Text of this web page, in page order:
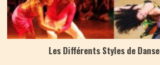
Les Différents Styles de